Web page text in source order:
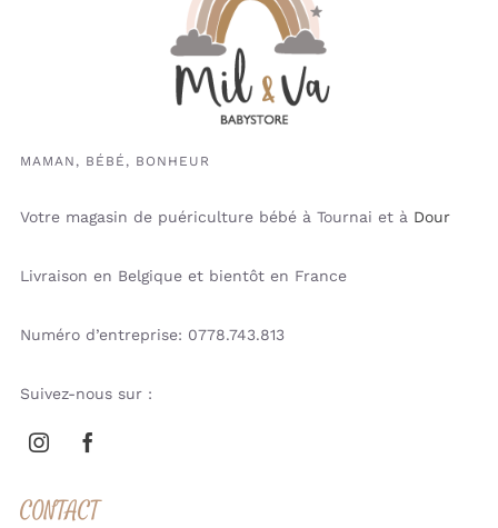
MAMAN, BÉBÉ, BONHEUR
Votre magasin de puériculture bébé à Tournai et à Dour
Livraison en Belgique et bientôt en France
Numéro d’entreprise: 0778.743.813
Suivez-nous sur :
CONTACT